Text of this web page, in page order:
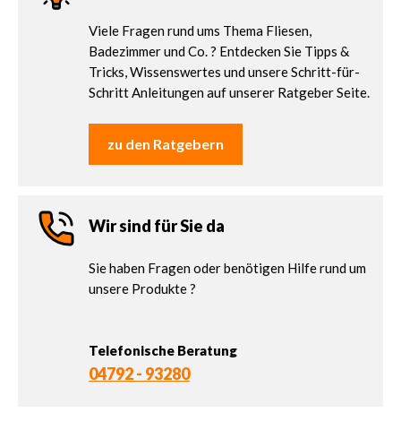
Viele Fragen rund ums Thema Fliesen,
Badezimmer und Co. ? Entdecken Sie Tipps &
Tricks, Wissenswertes und unsere Schritt-für-
Schritt Anleitungen auf unserer Ratgeber Seite.
zu den Ratgebern
Wir sind für Sie da
Sie haben Fragen oder benötigen Hilfe rund um
unsere Produkte ?
Telefonische Beratung
04792 - 93280